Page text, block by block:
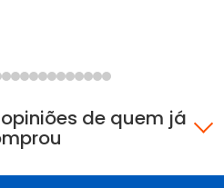
de quem já